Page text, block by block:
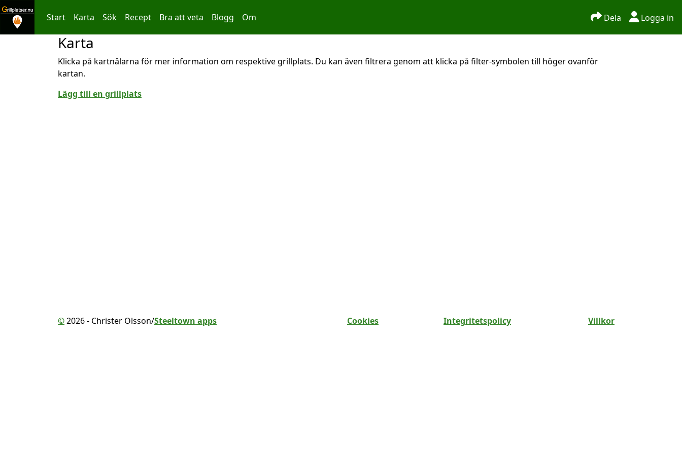
Hoppa till innehållet
Start Karta Sök Recept Bra att veta Blogg Om Dela Logga in
Karta
Klicka på kartnålarna för mer information om respektive grillplats. Du kan även filtrera genom att klicka på filter-symbolen till höger ovanför
kartan.
Lägg till en grillplats
©2026 - Christer Olsson/Steeltown apps Cookies Integritetspolicy Villkor